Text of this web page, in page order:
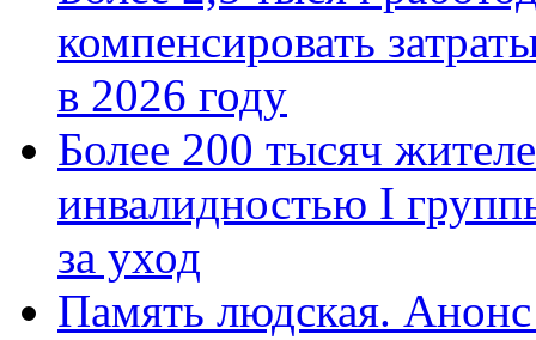
компенсировать
в 2026 году
Более 200 тысяч
инвалидностью I
за уход
Память людская.